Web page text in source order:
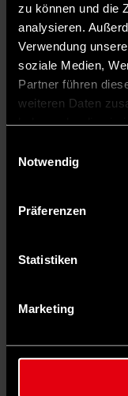
zu können und die
analysieren.
Verwendung
soziale Medien,
Partner führen
weiteren Daten
Notwendig
Präferenzen
Statistiken
Marketing